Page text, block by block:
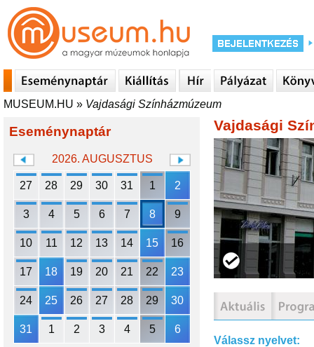
MUSEUM.HU » Vajdasági Színházmúzeum
Eseménynaptár
2026. AUGUSZTUS
27 28 29 30 31 1 2
3 4 5 6 7 8 9
10 11 12 13 14 15 16
17 18 19 20 21 22 23
24 25 26 27 28 29 30
31 1 2 3 4 5 6
Vajdasági
Válassz nyelvet: